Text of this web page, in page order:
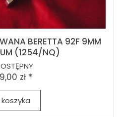
BERETTA 92F 9MM
(1254/NQ)
zł *